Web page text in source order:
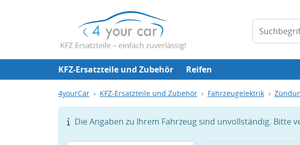
KFZ-Ersatzteile und Zubehör Reifen
4yourCar KFZ-Ersatzteile und Zubehör Fahrzeugelektrik
Die Angaben zu Ihrem Fahrzeug sind unvollständig. Bitte